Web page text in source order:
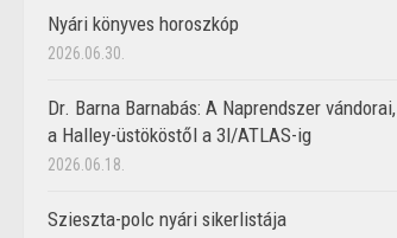
Nyári könyves horoszkóp
2026.06.30.
Dr. Barna Barnabás: A Naprendszer vándorai,
a Halley-üstököstől a 3I/ATLAS-ig
2026.06.18.
Szieszta-polc nyári sikerlistája